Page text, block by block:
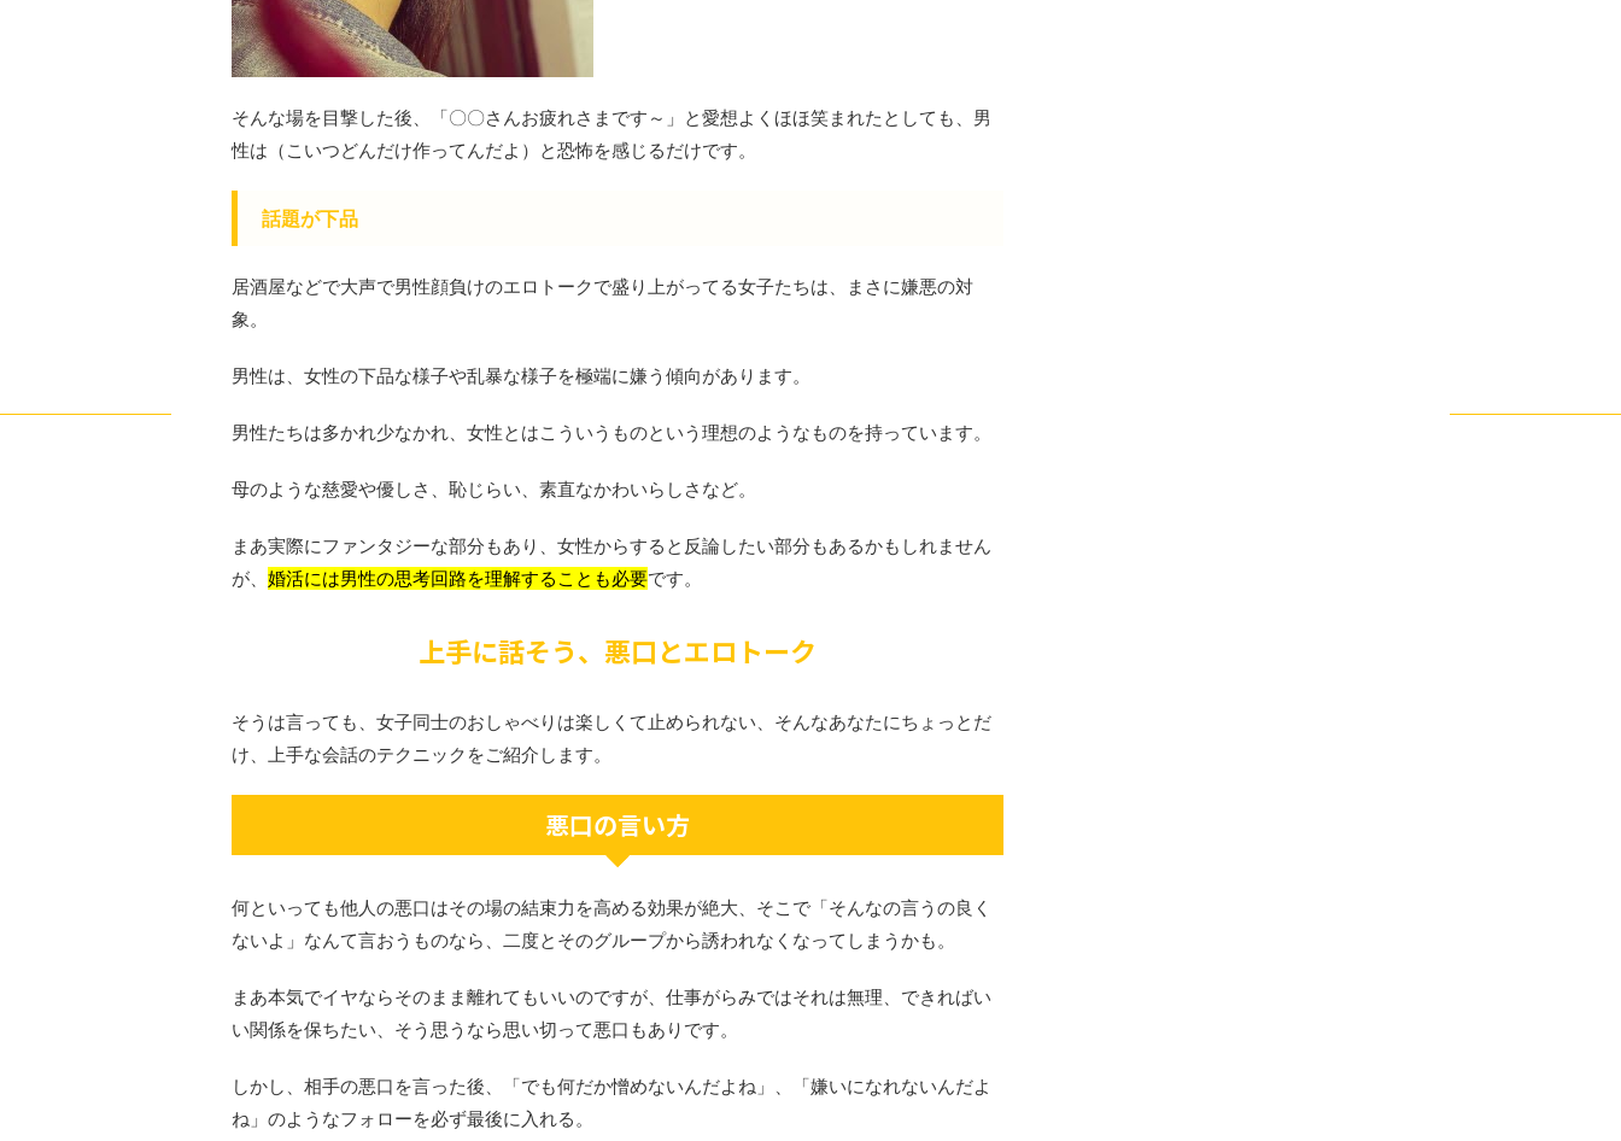
そんな場を目撃した後、「〇〇さんお疲れさまです～」と愛想よくほほ笑まれたとしても、男
性は（こいつどんだけ作ってんだよ）と恐怖を感じるだけです。
話題が下品
居酒屋などで大声で男性顔負けのエロトークで盛り上がってる女子たちは、まさに嫌悪の対
象。
男性は、女性の下品な様子や乱暴な様子を極端に嫌う傾向があります。
男性たちは多かれ少なかれ、女性とはこういうものという理想のようなものを持っています。
母のような慈愛や優しさ、恥じらい、素直なかわいらしさなど。
まあ実際にファンタジーな部分もあり、女性からすると反論したい部分もあるかもしれません
が、 婚活には男性の思考回路を理解することも必要です。
上手に話そう、悪口とエロトーク
そうは言っても、女子同士のおしゃべりは楽しくて止められない、そんなあなたにちょっとだ
け、上手な会話のテクニックをご紹介します。
悪口の言い方
何といっても他人の悪口はその場の結束力を高める効果が絶大、そこで「そんなの言うの良く
ないよ」なんて言おうものなら、二度とそのグループから誘われなくなってしまうかも。
まあ本気でイヤならそのまま離れてもいいのですが、仕事がらみではそれは無理、できればい
い関係を保ちたい、そう思うなら思い切って悪口もありです。
しかし、相手の悪口を言った後、「でも何だか憎めないんだよね」、「嫌いになれないんだよ
ね」のようなフォローを必ず最後に入れる。